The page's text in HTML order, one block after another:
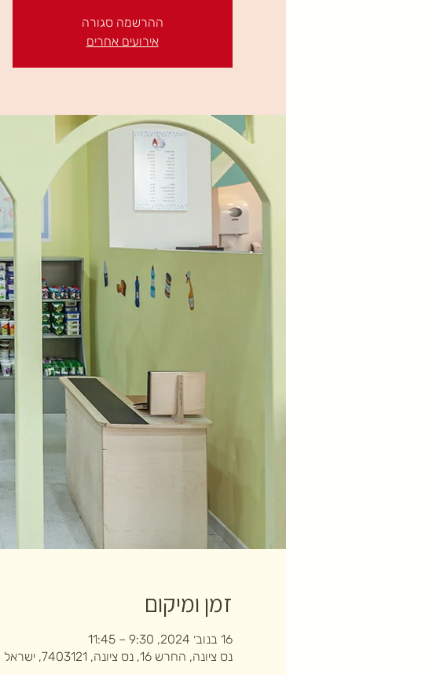
ההרשמה סגורה
אירועים אחרים
זמן ומיקום
16 בנוב׳ 2024, 9:30 – 11:45
נס ציונה, החרש 16, נס ציונה, 7403121, ישראל